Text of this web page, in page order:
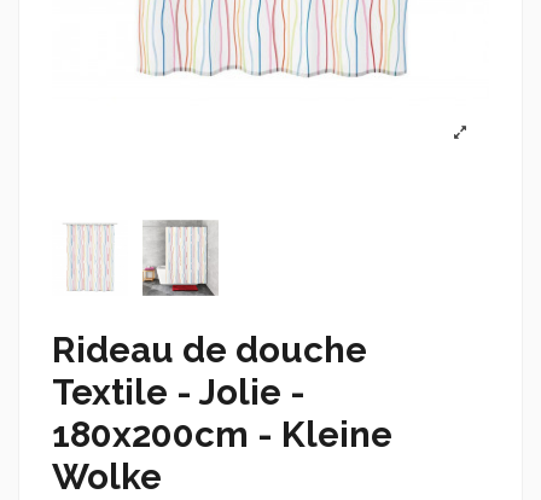
Rideau de douche
Textile - Jolie -
180x200cm - Kleine
Wolke